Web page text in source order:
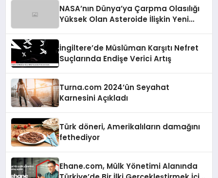
NASA’nın Dünya’ya Çarpma Olasılığı
Yüksek Olan Asteroide İlişkin Yeni
İngiltere’de Müslüman Karşıtı Nefret
Suçlarında Endişe Verici Artış
Turna.com 2024’ün Seyahat
Karnesini Açıkladı
Türk döneri, Amerikalıların damağını
fethediyor
Ehane.com, Mülk Yönetimi Alanında